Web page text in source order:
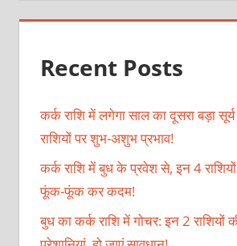
Recent Posts
कर्क राशि में लगेगा साल का दूसरा बड़ा
राशियों पर शुभ-अशुभ प्रभाव!
कर्क राशि में बुध के प्रवेश से, इन 4
फूंक-फूंक कर कदम!
बुध का कर्क राशि में गोचर: इन 2 राशियों